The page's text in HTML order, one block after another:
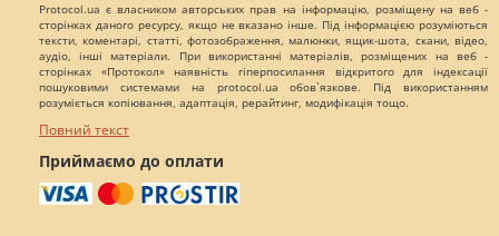
Protocol.ua є власником авторських прав на інформацію, розміщену на веб -
сторінках даного ресурсу, якщо не вказано інше. Під інформацією розуміються
тексти, коментарі, статті, фотозображення, малюнки, ящик-шота, скани, відео,
аудіо, інші матеріали. При використанні матеріалів, розміщених на веб -
сторінках «Протокол» наявність гіперпосилання відкритого для індексації
пошуковими системами на protocol.ua обов`язкове. Під використанням
розуміється копіювання, адаптація, рерайтинг, модифікація тощо.
Повний текст
Приймаємо до оплати